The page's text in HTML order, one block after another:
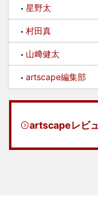
星野太
村田真
山﨑健太
artscape編集部
artscapeレビ